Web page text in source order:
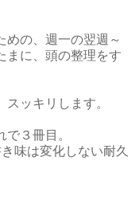
めの、週一の翌週～
まに、頭の整理をす
ッキリします。
３冊目。
味は変化しない耐久